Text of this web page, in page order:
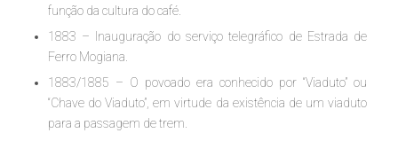
função da cultura do café.
1883 – Inauguração do serviço telegráfico de Estrada de
Ferro Mogiana.
1883/1885 – O povoado era conhecido por “Viaduto” ou
“Chave do Viaduto”, em virtude da existência de um viaduto
para a passagem de trem.